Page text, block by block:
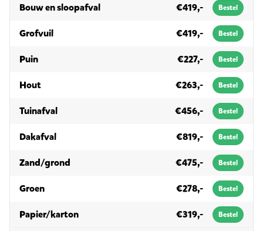
Bouw en sloopafvalin 6m³ €419,- Bestel
Grofvuilin 6m³ €419,- Bestel
Puinin 6m³ €227,- Bestel
Houtin 6m³ €263,- Bestel
Tuinafvalin 6m³ €456,- Bestel
Dakafvalin 6m³ €819,- Bestel
Zand/grond €475,- Bestel
Groenin 6m³ €278,- Bestel
Papier/kartonin 6m³ €319,- Bestel